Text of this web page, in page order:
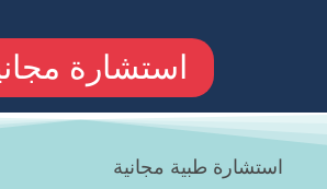
استشارة
استشارة طبية مجانية